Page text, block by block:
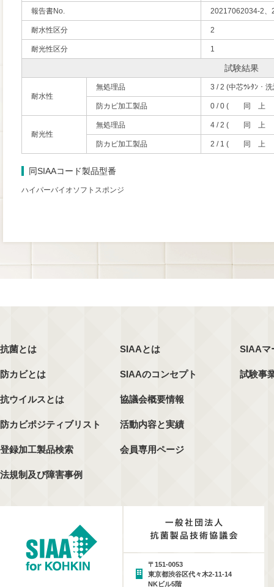
報告書No. 20217062034-2
耐水性区分 2
耐光性区分 1
試験結果
耐水性
無処理品 3 / 2 (中芯ｳﾚﾀﾝ・
防カビ加工製品 0 / 0 ( 同
耐光性
無処理品 4 / 2 ( 同
防カビ加工製品 2 / 1 ( 同
同SIAAコード製品型番
ハイパーバイオソフトスポンジ
抗菌とは
防カビとは
抗ウイルスとは
防カビポジティブリスト
登録加工製品検索
法規制及び障害事例
SIAAとは
SIAAのコンセプト
協議会概要情報
活動内容と実績
会員専用ページ
SIAAマ
試験事
〒151-0053
東京都渋谷区代々木2-11-14
NKビル5階